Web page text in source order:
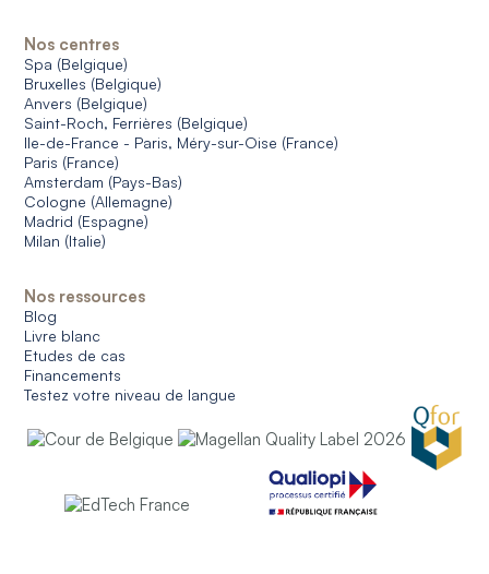
Nos centres
Spa (Belgique)
Bruxelles (Belgique)
Anvers (Belgique)
Saint-Roch, Ferrières (Belgique)
Ile-de-France - Paris, Méry-sur-Oise (France)
Paris (France)
Amsterdam (Pays-Bas)
Cologne (Allemagne)
Madrid (Espagne)
Milan (Italie)
Nos ressources
Blog
Livre blanc
Etudes de cas
Financements
Testez votre niveau de langue